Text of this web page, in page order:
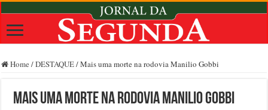
Home /DESTAQUE/Mais uma morte na rodovia Manilio Gobbi
Mais uma morte na rodovia Manilio Gobbi